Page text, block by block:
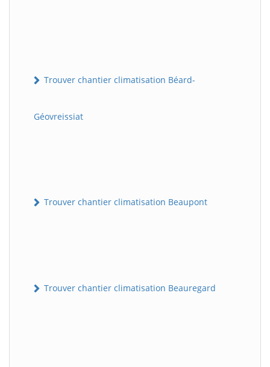
Trouver chantier climatisation Béard-
Géovreissiat
Trouver chantier climatisation Beaupont
Trouver chantier climatisation Beauregard